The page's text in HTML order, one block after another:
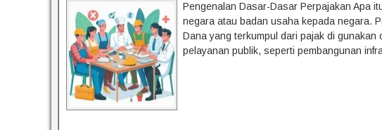
Pengenalan Dasar-Dasar Perpajakan Apa
negara atau badan usaha kepada negara.
Dana yang terkumpul dari pajak di
pelayanan publik, seperti pembangunan